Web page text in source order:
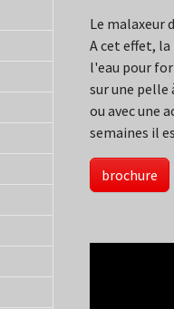
Le malaxeur
A cet effet,
l'eau pour
sur une pelle
ou avec une
semaines il
brochure